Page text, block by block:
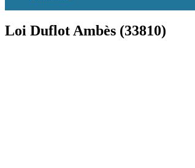
Loi Duflot Ambès (33810)